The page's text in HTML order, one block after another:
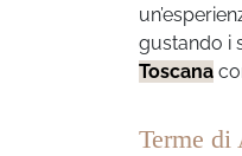
gustando i
Toscana
Terme di